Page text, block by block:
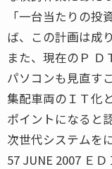
「一台当たりの
ば、この計画は成
また、現在のＰ
パソコンも見直す
集配車両のＩＴ化
ポイントになると
次世代システムを
57 JUNE 2007 Ｅ